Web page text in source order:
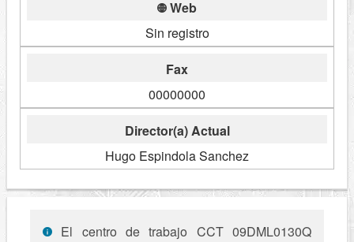
Web
Sin registro
Fax
00000000
Director(a) Actual
Hugo Espindola Sanchez
El centro de trabajo CCT 09DML0130Q